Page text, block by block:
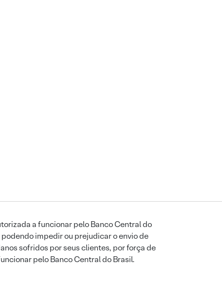
a funcionar pelo Banco Central do
impedir ou prejudicar o envio de
sofridos por seus clientes, por força de
pelo Banco Central do Brasil.